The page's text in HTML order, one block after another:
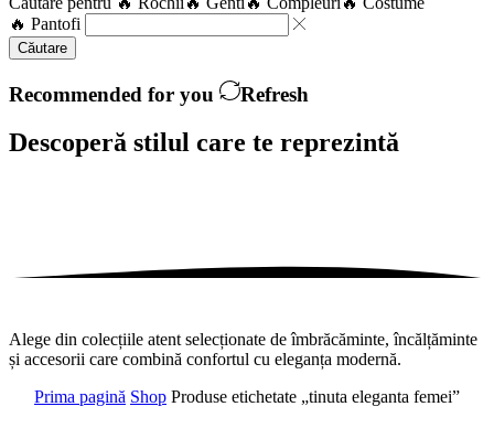
🔥 Pantofi
Căutare
Recommended for you Refresh
Descoperă stilul care te reprezintă
Alege din colecțiile atent selecționate de îmbrăcăminte, încălțăminte
și accesorii care combină confortul cu eleganța modernă.
Prima pagină Shop Produse etichetate „tinuta eleganta femei”